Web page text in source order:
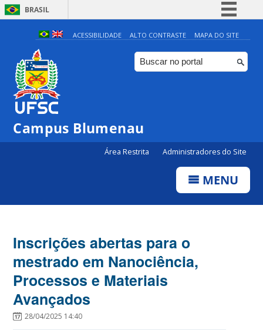
BRASIL
Simplifique!
Comunica BR
Participe
ACESSIBILIDADE ALTO CONTRASTE MAPA DO SITE
Campus Blumenau
Área Restrita Administradores do Site
MENU
Inscrições abertas para o
mestrado em Nanociência,
Processos e Materiais
Avançados
28/04/2025 14:40